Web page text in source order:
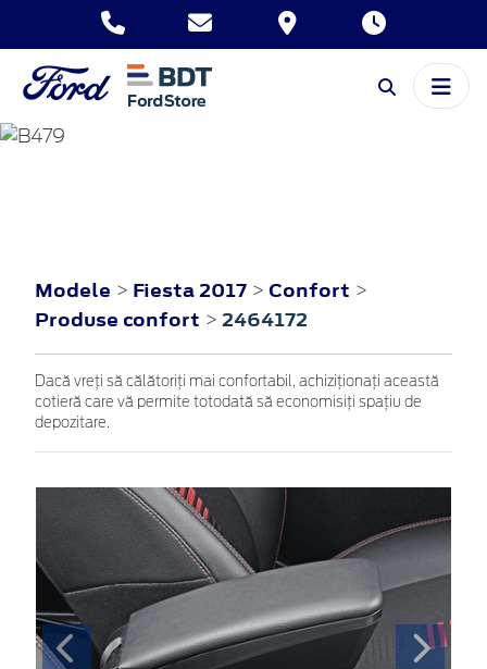
Modele > Fiesta 2017 > Confort >
Produse confort > 2464172
Dacă vreţi să călătoriţi mai confortabil, achiziţionaţi această
cotieră care vă permite totodată să economisiţi spaţiu de
depozitare.